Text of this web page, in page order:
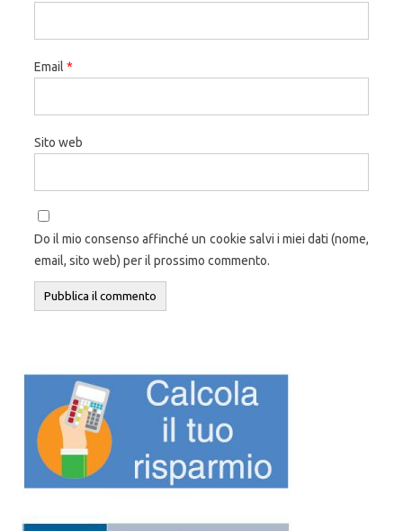
Email *
Sito web
Do il mio consenso affinché un cookie salvi i miei dati (nome,
email, sito web) per il prossimo commento.